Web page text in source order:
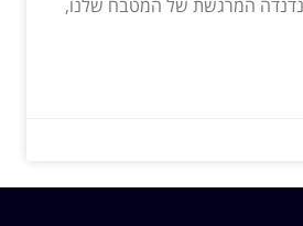
הנדנדה המרגשת של המטבח שלנו,